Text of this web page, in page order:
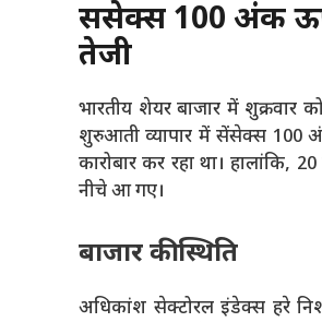
सेंसेक्स 100 अंक
तेजी
भारतीय शेयर बाजार में
शुरुआती व्यापार में सेंसेक्स 100
कारोबार कर रहा था। हालांकि,
नीचे आ गए।
बाजार की स्थिति
अधिकांश सेक्टोरल इंडेक्स हरे